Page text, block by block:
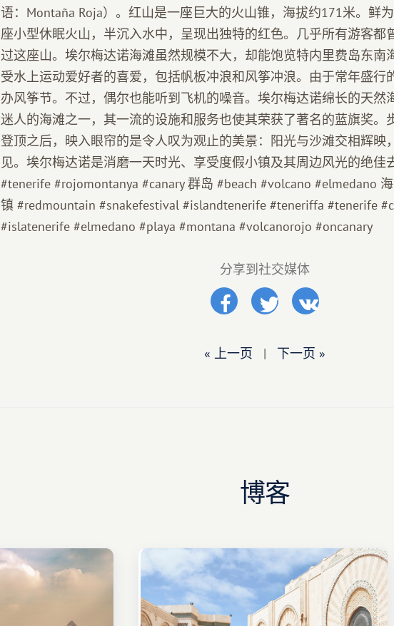
语：Montaña Roja）。红山是一座巨大的火山锥，海拔约171米。鲜
座小型休眠火山，半沉入水中，呈现出独特的红色。几乎所有游客都
过这座山。埃尔梅达诺海滩虽然规模不大，却能饱览特内里费岛东南
受水上运动爱好者的喜爱，包括帆板冲浪和风筝冲浪。由于常年盛行
办风筝节。不过，偶尔也能听到飞机的噪音。埃尔梅达诺绵长的天然
迷人的海滩之一，其一流的设施和服务也使其荣获了著名的蓝旗奖。
登顶之后，映入眼帘的是令人叹为观止的美景：阳光与沙滩交相辉映
见。埃尔梅达诺是消磨一天时光、享受度假小镇及其周边风光的绝佳
#tenerife #rojomontanya #canary 群岛 #beach #volcano #elmedano
镇 #redmountain #snakefestival #islandtenerife #teneriffa #tenerife
#islatenerife #elmedano #playa #montana #volcanorojo #onca​​nary
分享到社交媒体
« 上一页 | 下一页 »
博客